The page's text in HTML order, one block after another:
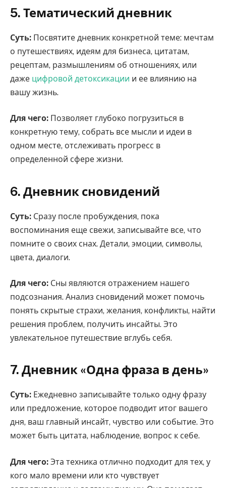
5. Тематический дневник
Суть: Посвятите дневник конкретной теме: мечтам
о путешествиях, идеям для бизнеса, цитатам,
рецептам, размышлениям об отношениях, или
даже цифровой детоксикации и ее влиянию на
вашу жизнь.
Для чего: Позволяет глубоко погрузиться в
конкретную тему, собрать все мысли и идеи в
одном месте, отслеживать прогресс в
определенной сфере жизни.
6. Дневник сновидений
Суть: Сразу после пробуждения, пока
воспоминания еще свежи, записывайте все, что
помните о своих снах. Детали, эмоции, символы,
цвета, диалоги.
Для чего: Сны являются отражением нашего
подсознания. Анализ сновидений может помочь
понять скрытые страхи, желания, конфликты, найти
решения проблем, получить инсайты. Это
увлекательное путешествие вглубь себя.
7. Дневник «Одна фраза в день»
Суть: Ежедневно записывайте только одну фразу
или предложение, которое подводит итог вашего
дня, ваш главный инсайт, чувство или событие. Это
может быть цитата, наблюдение, вопрос к себе.
Для чего: Эта техника отлично подходит для тех, у
кого мало времени или кто чувствует